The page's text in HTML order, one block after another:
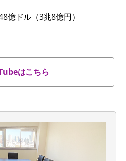
億ドル（3兆8億円）
はこちら